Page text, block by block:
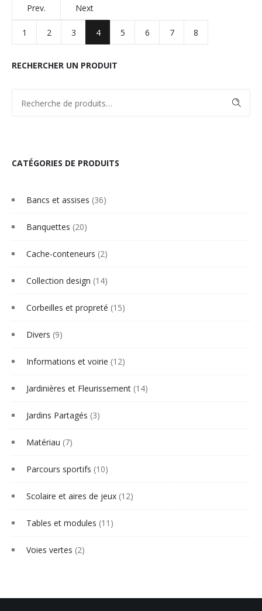
Prev. Next
1 2 3 4 5 6 7 8
RECHERCHER UN PRODUIT
RECHERCHE
CATÉGORIES DE PRODUITS
Bancs et assises (36)
Banquettes (20)
Cache-conteneurs (2)
Collection design (14)
Corbeilles et propreté (15)
Divers (9)
Informations et voirie (12)
Jardinières et Fleurissement (14)
Jardins Partagés (3)
Matériau (7)
Parcours sportifs (10)
Scolaire et aires de jeux (12)
Tables et modules (11)
Voies vertes (2)